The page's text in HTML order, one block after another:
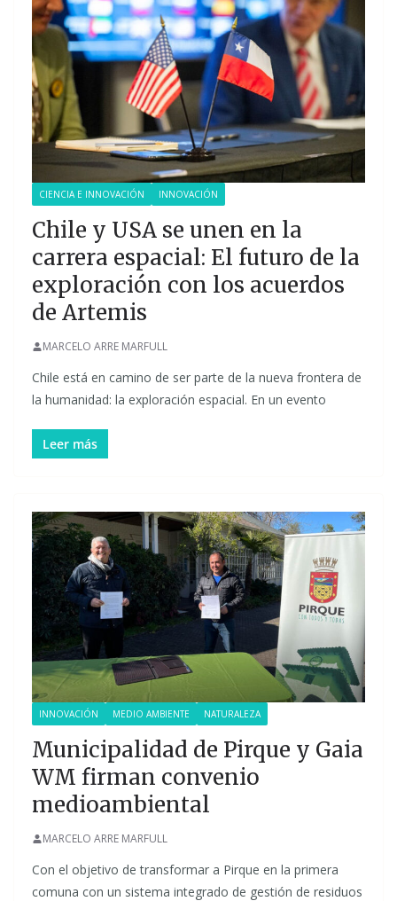
CIENCIA E INNOVACIÓN INNOVACIÓN
Chile y USA se unen en la
carrera espacial: El futuro de la
exploración con los acuerdos
de Artemis
MARCELO ARRE MARFULL
Chile está en camino de ser parte de la nueva frontera de
la humanidad: la exploración espacial. En un evento
Leer más
INNOVACIÓN MEDIO AMBIENTE NATURALEZA
Municipalidad de Pirque y Gaia
WM firman convenio
medioambiental
MARCELO ARRE MARFULL
Con el objetivo de transformar a Pirque en la primera
comuna con un sistema integrado de gestión de residuos